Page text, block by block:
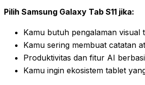
Pilih Samsung Galaxy Tab S11 jika:
Kamu butuh pengalaman visual
Kamu sering membuat catatan
Produktivitas dan fitur AI
Kamu ingin ekosistem tablet